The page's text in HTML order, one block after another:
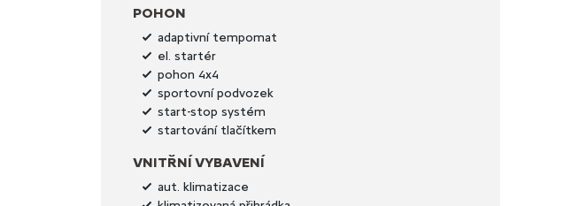
POHON
adaptivní tempomat
el. startér
pohon 4x4
sportovní podvozek
start-stop systém
startování tlačítkem
VNITŘNÍ VYBAVENÍ
aut. klimatizace